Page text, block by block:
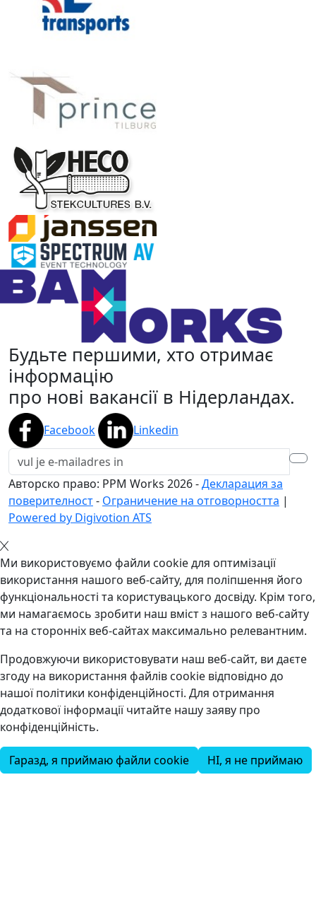
Будьте першими, хто отримає
інформацію
про нові вакансії в Нідерландах.
Facebook Linkedin
Авторско право: PPM Works 2026-Декларация за
поверителност- Ограничение на отговорността |
Powered by Digivotion ATS
Ми використовуємо файли cookie для оптимізації
використання нашого веб-сайту, для поліпшення його
функціональності та користувацького досвіду. Крім того,
ми намагаємось зробити наш вміст з нашого веб-сайту
та на сторонніх веб-сайтах максимально релевантним.
Продовжуючи використовувати наш веб-сайт, ви даєте
згоду на використання файлів cookie відповідно до
нашої політики конфіденційності. Для отримання
додаткової інформації читайте нашу заяву про
конфіденційність.
Гаразд, я приймаю файли cookie НІ, я не приймаю